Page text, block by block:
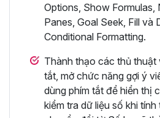
Options, Show Formulas,
Panes, Goal Seek, Fill và
Conditional Formatting.
Thành thạo các thủ thuật
tắt, mở chức năng gợi ý
dùng phím tắt để hiển thị
kiểm tra dữ liệu số khi